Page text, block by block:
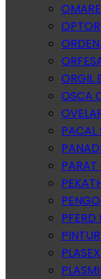
OMARE
ORGIL
OSCA
PACAL
PENGO.
PFERD
PLASEX